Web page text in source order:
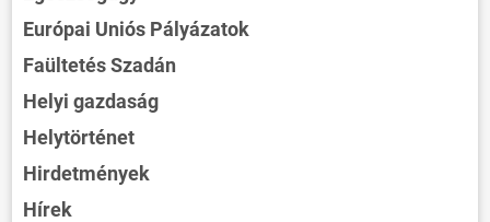
Európai Uniós Pályázatok
Faültetés Szadán
Helyi gazdaság
Helytörténet
Hirdetmények
Hírek